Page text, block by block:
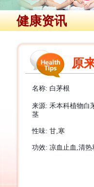
健康资讯
原
名称: 白茅根
来源: 禾本科植物白
茎
性味: 甘,寒
功效: 凉血止血 ,清热